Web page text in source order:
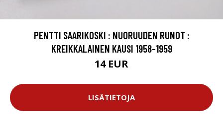
PENTTI SAARIKOSKI : NUORUUDEN RUNOT :
KREIKKALAINEN KAUSI 1958-1959
14 EUR
LISÄTIETOJA